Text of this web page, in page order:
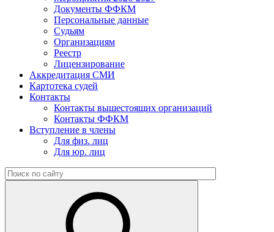
Документы ФФКМ
Персональные данные
Судьям
Организациям
Реестр
Лицензирование
Аккредитация СМИ
Картотека судей
Контакты
Контакты вышестоящих организаций
Контакты ФФКМ
Вступление в члены
Для физ. лиц
Для юр. лиц